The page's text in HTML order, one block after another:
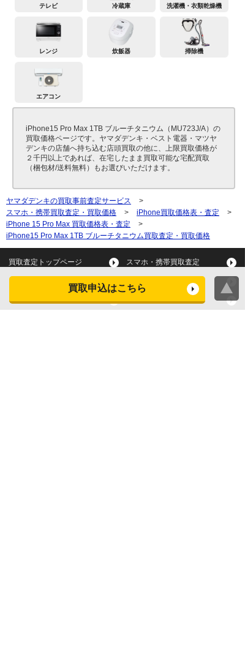
買取申込はこちら
テレビ 冷蔵庫 洗濯機・衣類乾燥機
レンジ 炊飯器 掃除機
エアコン
iPhone15 Pro Max 1TB ブルーチタニウム（MU723J/A）の
買取価格ページです。ヤマダデンキ・ベスト電器・マツヤ
デンキの店舗へ持ち込む店頭買取の他に、上限買取価格が
２千円以上であれば、在宅したまま買取可能な宅配買取
（梱包材/送料無料）もお選びいただけます。
ヤマダデンキの買取事前査定サービス
>
スマホ・携帯買取査定・買取価格
> iPhone買取価格表・査定
>
iPhone 15 Pro Max 買取価格表・査定
>
iPhone15 Pro Max 1TB ブルーチタニウム買取査定・買取価格
買取査定トップページ スマホ・携帯買取査定
タブレット買取査定
スマートウォッチ買取査定 デジカメ買取査定